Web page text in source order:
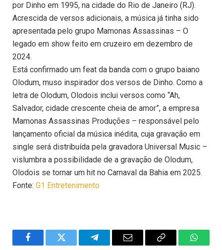
por Dinho em 1995, na cidade do Rio de Janeiro (RJ).
Acrescida de versos adicionais, a música já tinha sido
apresentada pelo grupo Mamonas Assassinas – O
legado em show feito em cruzeiro em dezembro de
2024.
Está confirmado um feat da banda com o grupo baiano
Olodum, muso inspirador dos versos de Dinho. Como a
letra de Olodum, Olodois inclui versos como “Ah,
Salvador, cidade crescente cheia de amor”, a empresa
Mamonas Assassinas Produções – responsável pelo
lançamento oficial da música inédita, cuja gravação em
single será distribuída pela gravadora Universal Music –
vislumbra a possibilidade de a gravação de Olodum,
Olodois se tornar um hit no Carnaval da Bahia em 2025.
Fonte: G1 Entretenimento
FacebookTwitter TelegramEmail
Copy